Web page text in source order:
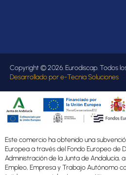
Copyright © 2026. Eurodiscap. Todos
Desarrollado pore-Tecnia Soluciones
Este comercio ha obtenido una
Europea a través del Fondo Europeo de
Administración de la Junta de Andalucía,
Empleo, Empresa y Trabajo Autónomo